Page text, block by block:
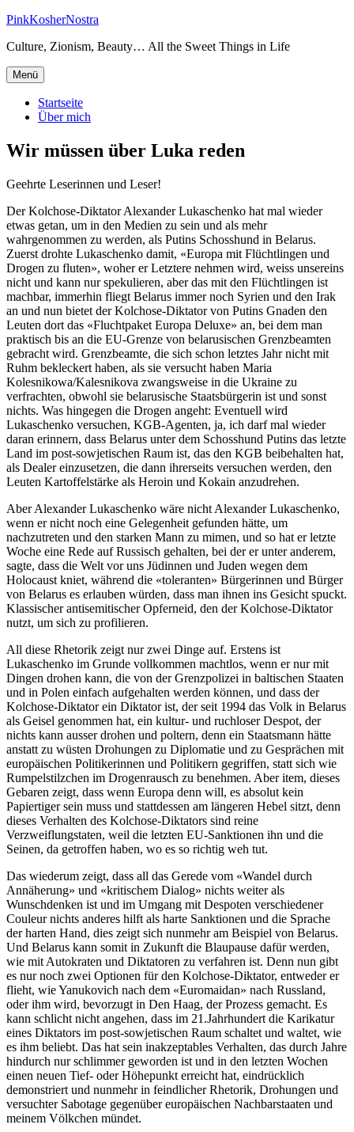
Zum
springen
PinkKosherNostra
Culture, Zionism, Beauty… All the Sweet Things in Life
Menü
Startseite
Über mich
Wir müssen über Luka reden
Geehrte Leserinnen und Leser!
Der Kolchose-Diktator Alexander Lukaschenko hat mal wieder
etwas getan, um in den Medien zu sein und als mehr
wahrgenommen zu werden, als Putins Schosshund in Belarus.
Zuerst drohte Lukaschenko damit, «Europa mit Flüchtlingen und
Drogen zu fluten», woher er Letztere nehmen wird, weiss unsereins
nicht und kann nur spekulieren, aber das mit den Flüchtlingen ist
machbar, immerhin fliegt Belarus immer noch Syrien und den Irak
an und nun bietet der Kolchose-Diktator von Putins Gnaden den
Leuten dort das «Fluchtpaket Europa Deluxe» an, bei dem man
praktisch bis an die EU-Grenze von belarusischen Grenzbeamten
gebracht wird. Grenzbeamte, die sich schon letztes Jahr nicht mit
Ruhm bekleckert haben, als sie versucht haben Maria
Kolesnikowa/Kalesnikova zwangsweise in die Ukraine zu
verfrachten, obwohl sie belarusische Staatsbürgerin ist und sonst
nichts. Was hingegen die Drogen angeht: Eventuell wird
Lukaschenko versuchen, KGB-Agenten, ja, ich darf mal wieder
daran erinnern, dass Belarus unter dem Schosshund Putins das letzte
Land im post-sowjetischen Raum ist, das den KGB beibehalten hat,
als Dealer einzusetzen, die dann ihrerseits versuchen werden, den
Leuten Kartoffelstärke als Heroin und Kokain anzudrehen.
Aber Alexander Lukaschenko wäre nicht Alexander Lukaschenko,
wenn er nicht noch eine Gelegenheit gefunden hätte, um
nachzutreten und den starken Mann zu mimen, und so hat er letzte
Woche eine Rede auf Russisch gehalten, bei der er unter anderem,
sagte, dass die Welt vor uns Jüdinnen und Juden wegen dem
Holocaust kniet, während die «toleranten» Bürgerinnen und Bürger
von Belarus es erlauben würden, dass man ihnen ins Gesicht spuckt.
Klassischer antisemitischer Opferneid, den der Kolchose-Diktator
nutzt, um sich zu profilieren.
All diese Rhetorik zeigt nur zwei Dinge auf. Erstens ist
Lukaschenko im Grunde vollkommen machtlos, wenn er nur mit
Dingen drohen kann, die von der Grenzpolizei in baltischen Staaten
und in Polen einfach aufgehalten werden können, und dass der
Kolchose-Diktator ein Diktator ist, der seit 1994 das Volk in Belarus
als Geisel genommen hat, ein kultur- und ruchloser Despot, der
nichts kann ausser drohen und poltern, denn ein Staatsmann hätte
anstatt zu wüsten Drohungen zu Diplomatie und zu Gesprächen mit
europäischen Politikerinnen und Politikern gegriffen, statt sich wie
Rumpelstilzchen im Drogenrausch zu benehmen. Aber item, dieses
Gebaren zeigt, dass wenn Europa denn will, es absolut kein
Papiertiger sein muss und stattdessen am längeren Hebel sitzt, denn
dieses Verhalten des Kolchose-Diktators sind reine
Verzweiflungstaten, weil die letzten EU-Sanktionen ihn und die
Seinen, da getroffen haben, wo es so richtig weh tut.
Das wiederum zeigt, dass all das Gerede vom «Wandel durch
Annäherung» und «kritischem Dialog» nichts weiter als
Wunschdenken ist und im Umgang mit Despoten verschiedener
Couleur nichts anderes hilft als harte Sanktionen und die Sprache
der harten Hand, dies zeigt sich nunmehr am Beispiel von Belarus.
Und Belarus kann somit in Zukunft die Blaupause dafür werden,
wie mit Autokraten und Diktatoren zu verfahren ist. Denn nun gibt
es nur noch zwei Optionen für den Kolchose-Diktator, entweder er
flieht, wie Yanukovich nach dem «Euromaidan» nach Russland,
oder ihm wird, bevorzugt in Den Haag, der Prozess gemacht. Es
kann schlicht nicht angehen, dass im 21.Jahrhundert die Karikatur
eines Diktators im post-sowjetischen Raum schaltet und waltet, wie
es ihm beliebt. Das hat sein inakzeptables Verhalten, das durch Jahre
hindurch nur schlimmer geworden ist und in den letzten Wochen
einen neuen Tief- oder Höhepunkt erreicht hat, eindrücklich
demonstriert und nunmehr in feindlicher Rhetorik, Drohungen und
versuchter Sabotage gegenüber europäischen Nachbarstaaten und
meinem Völkchen mündet.